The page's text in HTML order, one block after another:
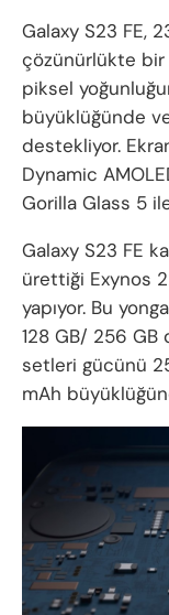
Galaxy S23 FE,
çözünürlükte bir
piksel
büyüklüğünde
destekliyor.
Dynamic
Gorilla Glass 5
Galaxy S23 FE
ürettiği Exynos
yapıyor. Bu
128 GB/ 256 GB
setleri gücünü
mAh